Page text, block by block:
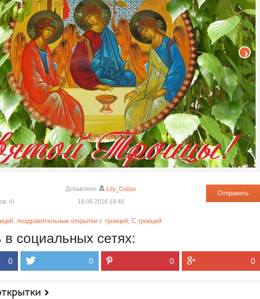
4)
Отправить
Добавлено:
Lily_Dallas
18.06.2016 18:40
, поздравительные открытки с троицей, С троицей
социальных сетях:
0 0 0 0